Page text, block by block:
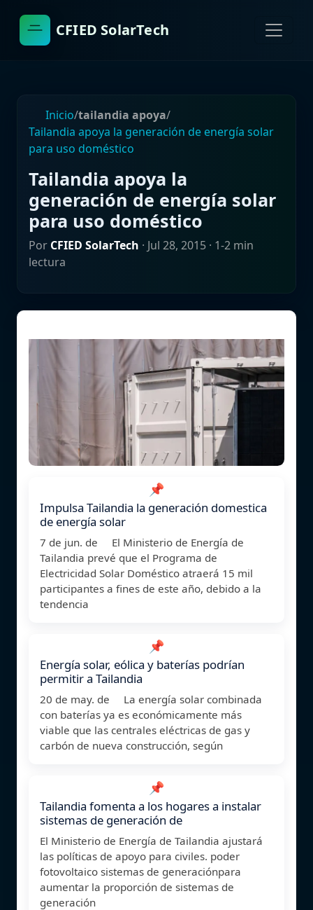
CFIED SolarTech
Inicio/tailandia apoya/
Tailandia apoya la generación de energía solar
para uso doméstico
Tailandia apoya la
generación de energía solar
para uso doméstico
Por CFIED SolarTech · Jul 28, 2015 · 1-2 min
lectura
📌
Impulsa Tailandia la generación domestica
de energía solar
7 de jun. de El Ministerio de Energía de
Tailandia prevé que el Programa de
Electricidad Solar Doméstico atraerá 15 mil
participantes a fines de este año, debido a la
tendencia
📌
Energía solar, eólica y baterías podrían
permitir a Tailandia
20 de may. de La energía solar combinada
con baterías ya es económicamente más
viable que las centrales eléctricas de gas y
carbón de nueva construcción, según
📌
Tailandia fomenta a los hogares a instalar
sistemas de generación de
El Ministerio de Energía de Tailandia ajustará
las políticas de apoyo para civiles. poder
fotovoltaico sistemas de generaciónpara
aumentar la proporción de sistemas de
generación